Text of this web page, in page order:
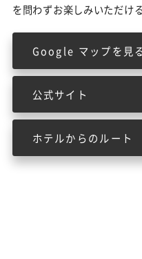
を問わずお楽しみいただけ
Google マップを見
公式サイト
ホテルからのルート